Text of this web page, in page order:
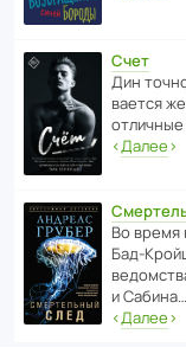
Счет
Дин
ва­ется
‹Далее›
Во время
и Сабина…
‹Далее›